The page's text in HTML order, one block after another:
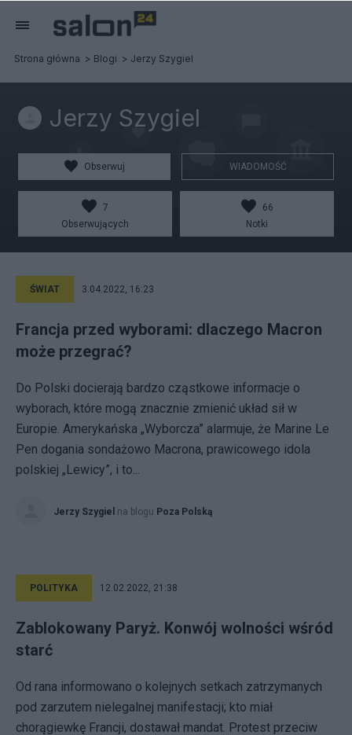
Strona główna Blogi Jerzy Szygiel
Jerzy Szygiel
Obserwuj WIADOMOŚĆ
7
Obserwujących
66
Notki
ŚWIAT 3.04.2022, 16:23
Francja przed wyborami: dlaczego Macron
może przegrać?
Do Polski docierają bardzo cząstkowe informacje o
wyborach, które mogą znacznie zmienić układ sił w
Europie. Amerykańska „Wyborcza” alarmuje, że Marine Le
Pen dogania sondażowo Macrona, prawicowego idola
polskiej „Lewicy”, i to...
Jerzy Szygiel na blogu Poza Polską
POLITYKA 12.02.2022, 21:38
Zablokowany Paryż. Konwój wolności wśród
starć
Od rana informowano o kolejnych setkach zatrzymanych
pod zarzutem nielegalnej manifestacji; kto miał
chorągiewkę Francji, dostawał mandat. Protest przeciw